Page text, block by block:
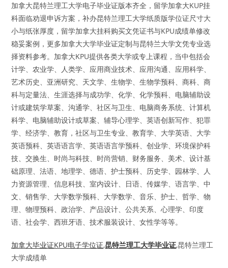
加拿大昆特兰理工大学电子毕业证版本齐全，留学加拿大KUP挂
科面临劝退申诉方案，补办昆特兰理工大学纸质版学位证尺寸大
小与纸张厚度，留学加拿大挂科购买文凭证书与KPU成绩单修改
稳妥案例，更多加拿大大学毕业证定制与昆特兰大学文凭专业选
择资料参考。加拿大KPU提供各类大学或专上课程，当中包括会
计学、农业学、人类学、应用商业技术、应用沟通、应用科学、
艺术历史、亚洲研究、天文学、生物学、生物学预科、商科、商
科与定量法、生涯选择与成功学、化学、化学预科、电脑辅助设
计或建筑学草案、沟通学、社区与卫生、电脑商务系统、计算机
科学、电脑辅助设计或草案、辅导心理学、英语创新写作、犯罪
学、经济学、教育，社区与卫生专业、教育学、大学英语、大学
英语预科、英语语言学、英语语言学预科、创业学、环境保护科
技、交换生、时尚与科技、时尚营销、财务服务、美术、设计基
础原理、法语、地理学、德语、护士预科、历史学、园林学、人
力资源管理、信息科技、室内设计、日语、传媒学、语言学、中
文、销售学、大学数学预科、大学数学、音乐、护士、哲学、物
理、物理预科、政治学、产品设计、公共关系、心理学、印度
语、社会学、西班牙语、技术服装设计、女性学等等。
加拿大毕业证KPU电子学位证,昆特兰理工大学毕业证,昆特兰理工
大学成绩单